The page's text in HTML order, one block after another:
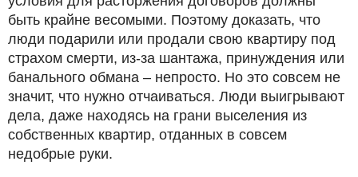
быть крайне весомыми. Поэтому доказать, что
люди подарили или продали свою квартиру под
страхом смерти, из-за шантажа, принуждения или
банального обмана – непросто. Но это совсем не
значит, что нужно отчаиваться. Люди выигрывают
дела, даже находясь на грани выселения из
собственных квартир, отданных в совсем
недобрые руки.